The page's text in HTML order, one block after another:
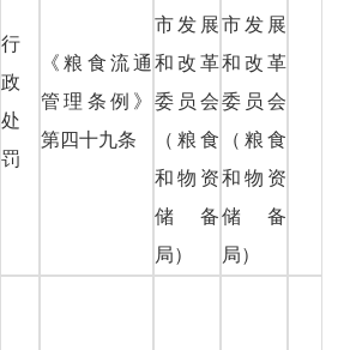
行
政
处
罚
《粮食流通
管理条例》
第四十九条
市发展
和改革
委员会
（粮食
和物资
储备
局）
市发展
和改革
委员会
（粮食
和物资
储备
局）